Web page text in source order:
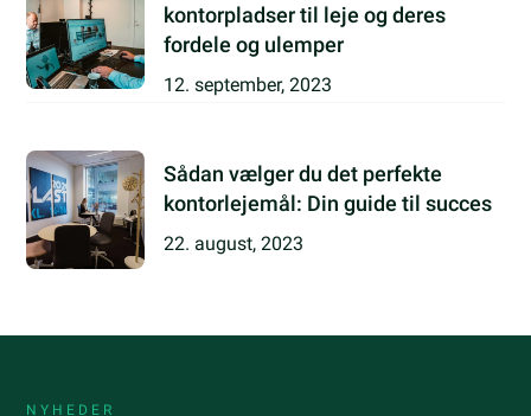
kontorpladser til leje og deres
fordele og ulemper
12. september, 2023
Sådan vælger du det perfekte
kontorlejemål: Din guide til succes
22. august, 2023
NYHEDER